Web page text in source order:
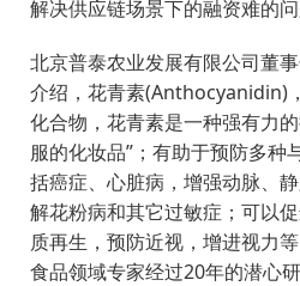
解决供应链场景下的融资难的问
北京普泰农业发展有限公司董
介绍，花青素(Anthocyanidin)
化合物，花青素是一种强有力
服的化妆品”；有助于预防多种
括癌症、心脏病，增强动脉、
解花粉病和其它过敏症；可以
质再生，预防近视，增进视力
食品领域专家经过20年的潜心